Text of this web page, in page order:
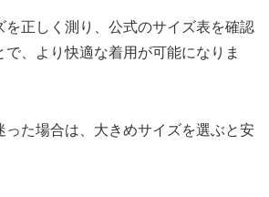
を正しく測り、公式のサイズ表を確認
で、より快適な着用が可能になりま
った場合は、大きめサイズを選ぶと安